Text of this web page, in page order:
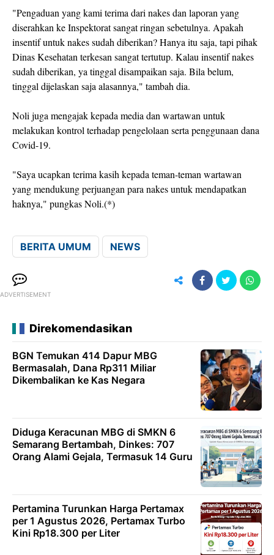
"Pengaduan yang kami terima dari nakes dan laporan yang
diserahkan ke Inspektorat sangat ringan sebetulnya. Apakah
insentif untuk nakes sudah diberikan? Hanya itu saja, tapi pihak
Dinas Kesehatan terkesan sangat tertutup. Kalau insentif nakes
sudah diberikan, ya tinggal disampaikan saja. Bila belum,
tinggal dijelaskan saja alasannya," tambah dia.
Noli juga mengajak kepada media dan wartawan untuk
melakukan kontrol terhadap pengelolaan serta penggunaan dana
Covid-19.
"Saya ucapkan terima kasih kepada teman-teman wartawan
yang mendukung perjuangan para nakes untuk mendapatkan
haknya," pungkas Noli.(*)
BERITA UMUM NEWS
ADVERTISEMENT
Direkomendasikan
BGN Temukan 414 Dapur MBG
Bermasalah, Dana Rp311 Miliar
Dikembalikan ke Kas Negara
Diduga Keracunan MBG di SMKN 6
Semarang Bertambah, Dinkes: 707
Orang Alami Gejala, Termasuk 14 Guru
Pertamina Turunkan Harga Pertamax
per 1 Agustus 2026, Pertamax Turbo
Kini Rp18.300 per Liter